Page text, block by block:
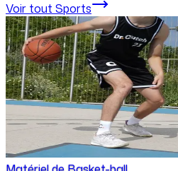
Voir tout Sports